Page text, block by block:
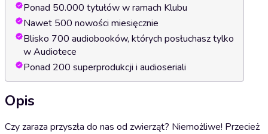
Ponad 50.000 tytułów w ramach Klubu
Nawet 500 nowości miesięcznie
Blisko 700 audiobooków, których posłuchasz tylko
w Audiotece
Ponad 200 superprodukcji i audioseriali
Opis
Czy zaraza przyszła do nas od zwierząt? Niemożliwe! Przecież